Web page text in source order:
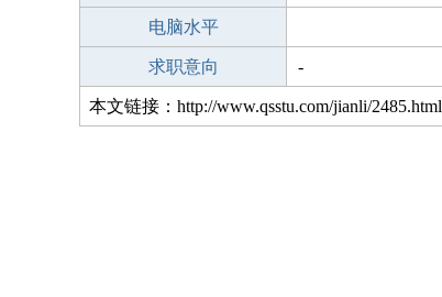
电脑水平
求职意向 -
本文链接：http://www.qsstu.com/jianli/2485.html